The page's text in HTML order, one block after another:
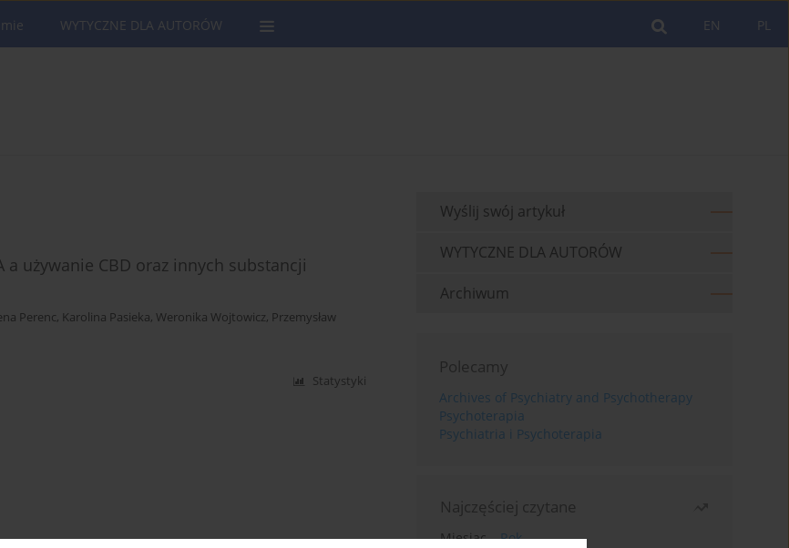
PL
EN
WYTYCZNE DLA AUTORÓW
używanie CBD oraz innych substancji
Perenc, Karolina Pasieka, Weronika Wojtowicz, Przemysław
Statystyki
Wyślij swój artykuł
WYTYCZNE DLA AUTORÓW
Archiwum
Polecamy
Archives of Psychiatry and Psychotherapy
Psychoterapia
Psychiatria i Psychoterapia
Najczęściej czytane
Miesiąc
Rok